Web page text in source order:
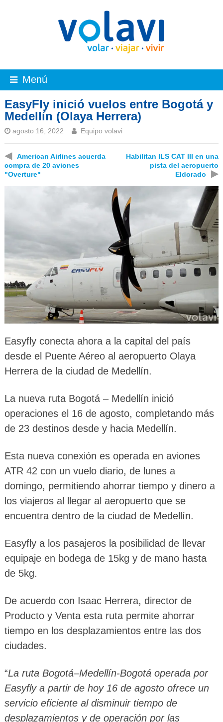
Menú
EasyFly inició vuelos entre Bogotá y
Medellín (Olaya Herrera)
agosto 16, 2022 Equipo volavi
◀
American Airlines acuerda
compra de 20 aviones
"Overture"
Habilitan ILS CAT III en una
pista del aeropuerto
Eldorado
▶
Easyfly conecta ahora a la capital del país
desde el Puente Aéreo al aeropuerto Olaya
Herrera de la ciudad de Medellín.
La nueva ruta Bogotá – Medellín inició
operaciones el 16 de agosto, completando más
de 23 destinos desde y hacia Medellín.
Esta nueva conexión es operada en aviones
ATR 42 con un vuelo diario, de lunes a
domingo, permitiendo ahorrar tiempo y dinero a
los viajeros al llegar al aeropuerto que se
encuentra dentro de la ciudad de Medellín.
Easyfly a los pasajeros la posibilidad de llevar
equipaje en bodega de 15kg y de mano hasta
de 5kg.
De acuerdo con Isaac Herrera, director de
Producto y Venta esta ruta permite ahorrar
tiempo en los desplazamientos entre las dos
ciudades.
“La ruta Bogotá–Medellín-Bogotá operada por
Easyfly a partir de hoy 16 de agosto ofrece un
servicio eficiente al disminuir tiempo de
desplazamientos y de operación por las